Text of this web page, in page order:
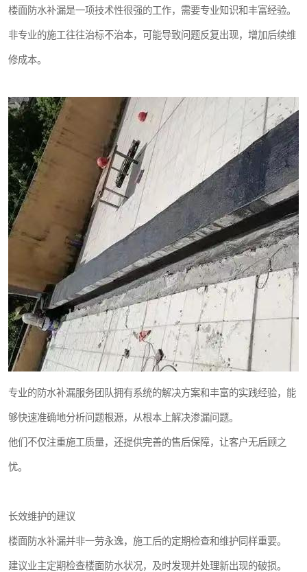
楼面防水补漏是一项技术性很强的工作，需要专业知识和丰富经验。
非专业的施工往往治标不治本，可能导致问题反复出现，增加后续维
修成本。
专业的防水补漏服务团队拥有系统的解决方案和丰富的实践经验，能
够快速准确地分析问题根源，从根本上解决渗漏问题。
他们不仅注重施工质量，还提供完善的售后保障，让客户无后顾之
忧。
长效维护的建议
楼面防水补漏并非一劳永逸，施工后的定期检查和维护同样重要。
建议业主定期检查楼面防水状况，及时发现并处理新出现的破损。